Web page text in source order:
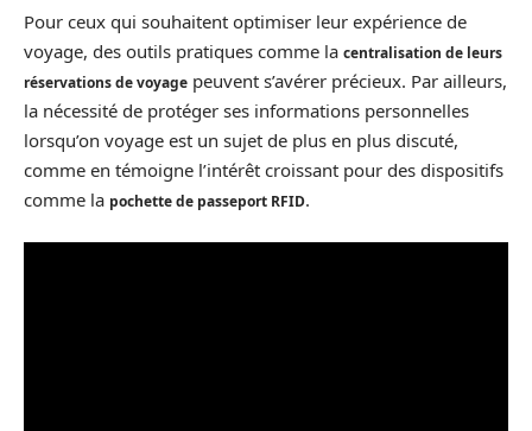
Pour ceux qui souhaitent optimiser leur expérience de
voyage, des outils pratiques comme la centralisation de leurs
réservations de voyage peuvent s’avérer précieux. Par ailleurs,
la nécessité de protéger ses informations personnelles
lorsqu’on voyage est un sujet de plus en plus discuté,
comme en témoigne l’intérêt croissant pour des dispositifs
comme la pochette de passeport RFID.